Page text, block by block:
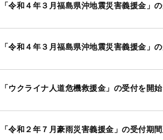
「令和４年３月福島県沖地震災害義援金」
「令和４年３月福島県沖地震災害義援金」
「ウクライナ人道危機救援金」の受付を開
「令和２年７月豪雨災害義援金」の受付期